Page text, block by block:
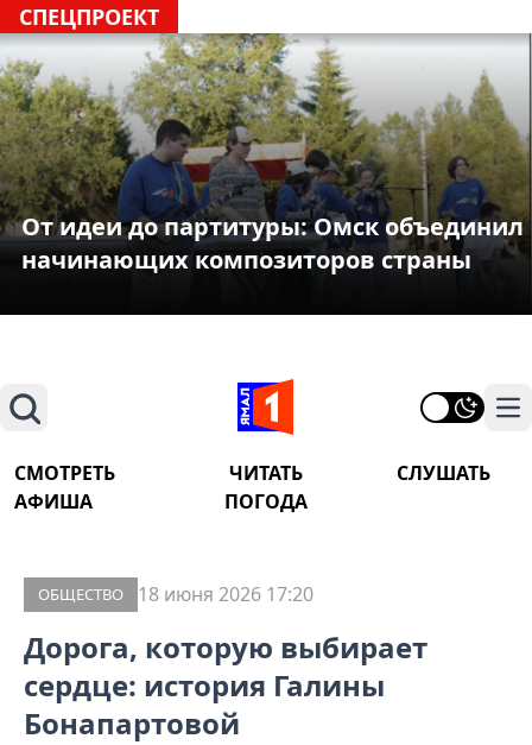
СПЕЦПРОЕКТ
От идеи до партитуры: Омск объединил
начинающих композиторов страны
Поиск
СМОТРЕТЬ ЧИТАТЬ
СЛУШАТЬ
АФИША
ПОГОДА
ОБЩЕСТВО 18 июня 2026 17:20
Дорога, которую выбирает
сердце: история Галины
Бонапартовой